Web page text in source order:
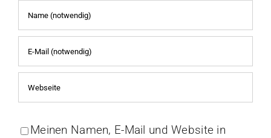
Meinen Namen, E-Mail und Website in